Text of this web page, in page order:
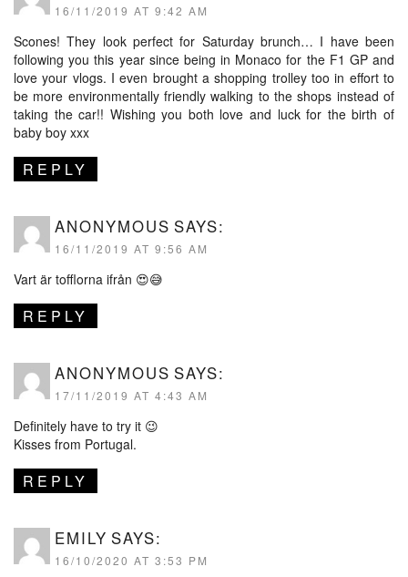
16/11/2019 AT 9:42 AM
Scones! They look perfect for Saturday brunch… I have been
following you this year since being in Monaco for the F1 GP and
love your vlogs. I even brought a shopping trolley too in effort to
be more environmentally friendly walking to the shops instead of
taking the car!! Wishing you both love and luck for the birth of
baby boy xxx
REPLY
ANONYMOUS SAYS:
16/11/2019 AT 9:56 AM
Vart är tofflorna ifrån 😍😅
REPLY
ANONYMOUS SAYS:
17/11/2019 AT 4:43 AM
Definitely have to try it 😉
Kisses from Portugal.
REPLY
EMILY SAYS:
16/10/2020 AT 3:53 PM